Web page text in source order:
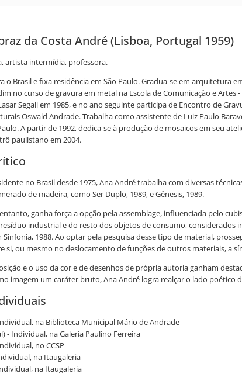
da Costa André (Lisboa, Portugal 1959)
artista intermídia, professora.
o Brasil e fixa residência em São Paulo. Gradua-se em arquitetura
no curso de gravura em metal na Escola de Comunicação e Artes
Segall em 1985, e no ano seguinte participa de Encontro de
Oswald Andrade. Trabalha como assistente de Luiz Paulo
A partir de 1992, dedica-se à produção de mosaicos em seu
paulistano em 2004.
no Brasil desde 1975, Ana André trabalha com diversas
de madeira, como Ser Duplo, 1989, e Gênesis, 1989.
ganha força a opção pela assemblage, influenciada pelo
industrial e do resto dos objetos de consumo, considerados
Sinfonia, 1988. Ao optar pela pesquisa desse tipo de material,
si, ou mesmo no deslocamento de funções de outros materiais, a
e o uso da cor e de desenhos de própria autoria ganham
imagem um caráter bruto, Ana André logra realçar o lado
na Biblioteca Municipal Mário de Andrade
- Individual, na Galeria Paulino Ferreira
no CCSP
na Itaugaleria
na Itaugaleria